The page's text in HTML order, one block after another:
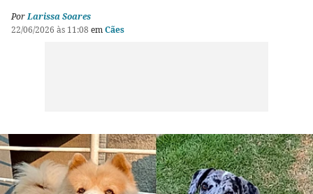
PorLarissa Soares
22/06/2026 às 11:08 emCães